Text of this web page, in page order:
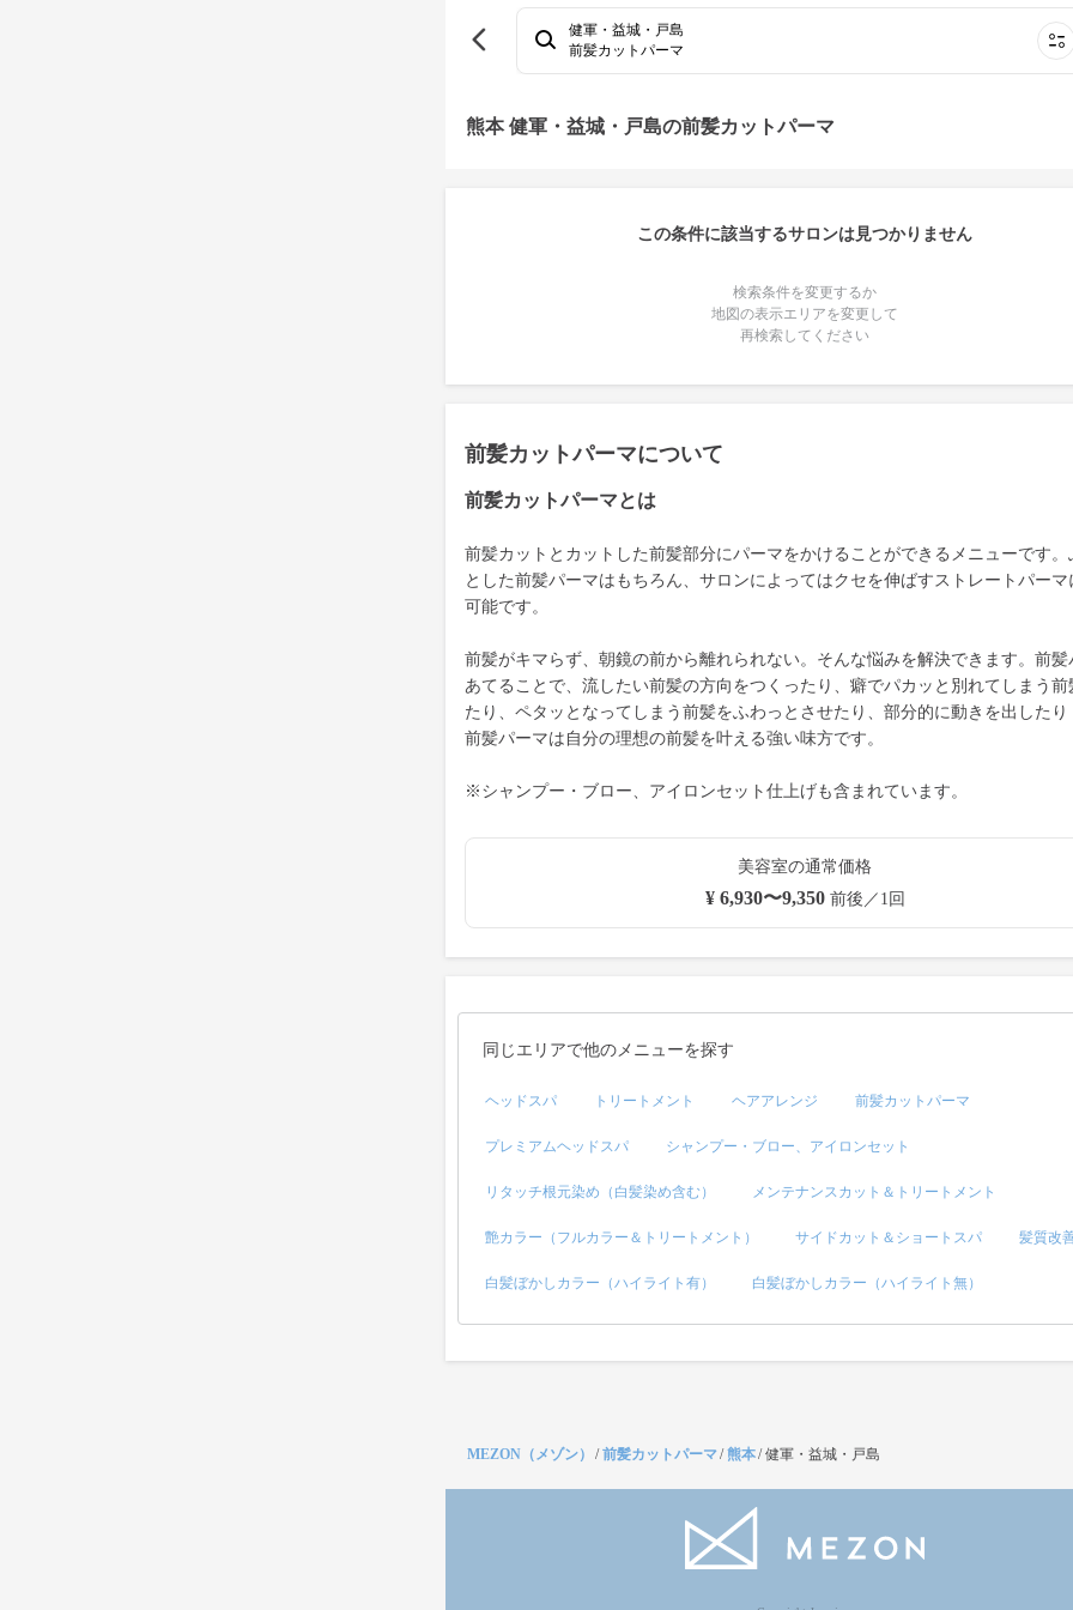
健軍・益城・戸島
前髪カットパーマ
熊本 健軍・益城・戸島の前髪カットパーマ
この条件に該当するサロンは見つかりません
検索条件を変更するか
地図の表示エリアを変更して
再検索してください
前髪カットパーマについて
前髪カットパーマとは
前髪カットとカットした前髪部分にパーマをかけることができるメニューです。
とした前髪パーマはもちろん、サロンによってはクセを伸ばすストレートパーマ
可能です。
前髪がキマらず、朝鏡の前から離れられない。そんな悩みを解決できます。前髪
あてることで、流したい前髪の方向をつくったり、癖でパカッと別れてしまう前
たり、ペタッとなってしまう前髪をふわっとさせたり、部分的に動きを出したり
前髪パーマは自分の理想の前髪を叶える強い味方です。
※シャンプー・ブロー、アイロンセット仕上げも含まれています。
美容室の通常価格
¥ 6,930〜9,350前後／1回
同じエリアで他のメニューを探す
ヘッドスパ トリートメント ヘアアレンジ 前髪カットパーマ
プレミアムヘッドスパ シャンプー・ブロー、アイロンセット
リタッチ根元染め（白髪染め含む） メンテナンスカット＆トリートメント
艶カラー（フルカラー＆トリートメント） サイドカット＆ショートスパ 髪質改
白髪ぼかしカラー（ハイライト有） 白髪ぼかしカラー（ハイライト無）
MEZON（メゾン） /前髪カットパーマ/熊本/健軍・益城・戸島